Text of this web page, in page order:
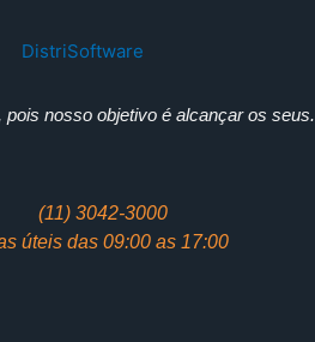
nosso objetivo é alcançar os seus.
(11) 3042-3000
úteis das 09:00 as 17:00